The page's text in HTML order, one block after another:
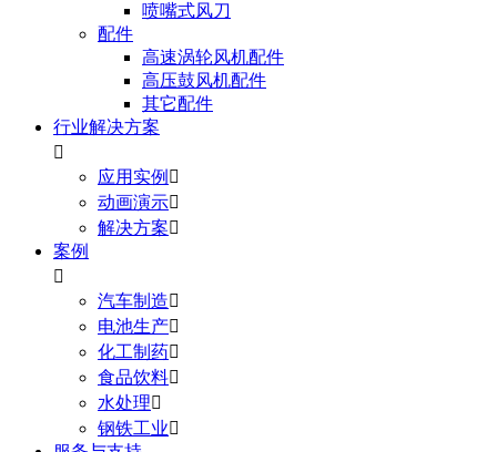
喷嘴式风刀
配件
高速涡轮风机配件
高压鼓风机配件
其它配件
行业解决方案

应用实例 
动画演示
解决方案
案例

汽车制造
电池生产
化工制药
食品饮料
水处理
钢铁工业